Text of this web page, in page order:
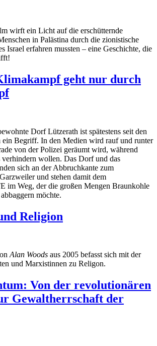
wirft ein Licht auf die erschütternde
in Palästina durch die zionistische
Israel erfahren mussten – eine Geschichte, die
geht nur durch
Dorf Lützerath ist spätestens seit den
ein Begriff. In den Medien wird rauf und runter
von der Polizei geräumt wird, während
wollen. Das Dorf und das
sich an der Abbruchkante zum
und stehen damit dem
im Weg, der die großen Mengen Braunkohle
möchte.
Religion
Alan Woods aus 2005 befasst sich mit der
und Marxistinnen zu Religon.
Von der revolutionären
Gewaltherrschaft der